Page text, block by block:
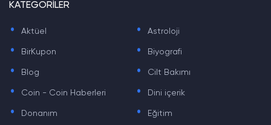
KATEGORİLER
. Aktüel . Astroloji
. BirKupon . Biyografi
. Blog . Cilt Bakımı
. Coin - Coin Haberleri . Dini içerik
. Donanım . Eğitim